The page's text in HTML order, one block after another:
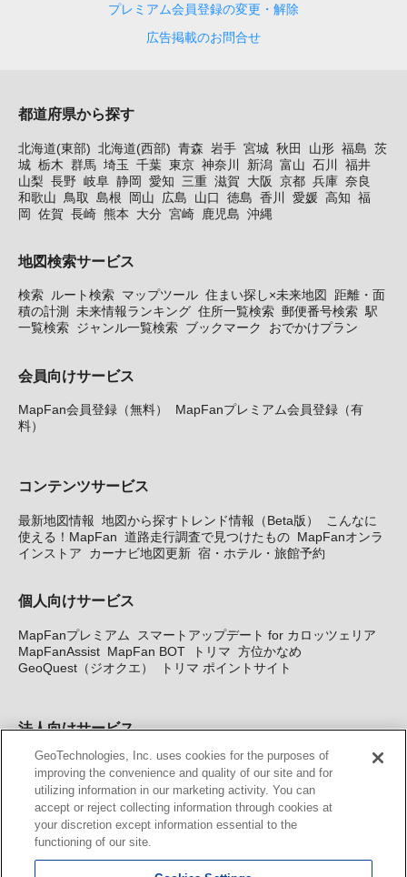
プレミアム会員登録の変更・解除
広告掲載のお問合せ
都道府県から探す
北海道(東部) 北海道(西部) 青森 岩手 宮城 秋田 山形 福島 茨
城 栃木 群馬 埼玉 千葉 東京 神奈川 新潟 富山 石川
福井
山梨 長野 岐阜 静岡 愛知 三重 滋賀 大阪 京都 兵庫 奈良
和歌山
鳥取 島根 岡山 広島 山口 徳島 香川 愛媛 高知 福
岡 佐賀 長崎 熊本 大分 宮崎 鹿児島 沖縄
地図検索サービス
検索 ルート検索 マップツール 住まい探し×未来地図
距離・面
積の計測
未来情報ランキング 住所一覧検索 郵便番号検索 駅
一覧検索 ジャンル一覧検索 ブックマーク おでかけプラン
会員向けサービス
MapFan会員登録（無料）
MapFanプレミアム会員登録（有
料）
コンテンツサービス
最新地図情報 地図から探すトレンド情報（Beta版）
こんなに
使える！MapFan 道路走行調査で見つけたもの MapFanオンラ
インストア
カーナビ地図更新 宿・ホテル・旅館予約
個人向けサービス
MapFanプレミアム
スマートアップデート for カロッツェリア
MapFanAssist MapFan BOT トリマ 方位かなめ
GeoQuest（ジオクエ）
トリマ ポイントサイト
法人向けサービス
法人向け地図・位置情報サービス WEBサイト・システム向け地
図API Windows PC向け地図開発キット MapFan DB 住所確認
サービス
MAP WORLD+ トリマ広告 Geo-Research
カーナビ地図更新サービス
GeoTechnologies, Inc. uses cookies for the purposes of
improving the convenience and quality of our site and for
utilizing information in our marketing activity. You can
accept or reject collecting information through cookies at
your discretion except information essential to the
functioning of our site.